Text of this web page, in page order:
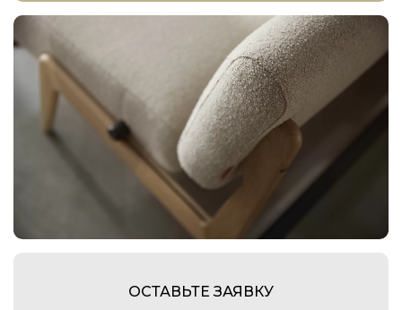
ОСТАВЬТЕ ЗАЯВКУ